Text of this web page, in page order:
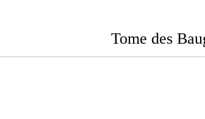
Tome des